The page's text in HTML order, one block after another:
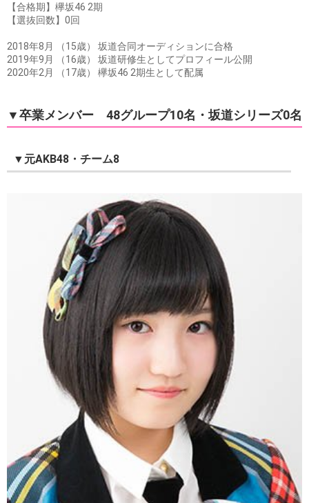
【合格期】欅坂46 2期
【選抜回数】0回
2018年8月 （15歳） 坂道合同オーディションに合格
2019年9月 （16歳） 坂道研修生としてプロフィール公開
2020年2月 （17歳） 欅坂46 2期生として配属
▼卒業メンバー 48グループ10名・坂道シリーズ0名
▼元AKB48・チーム8